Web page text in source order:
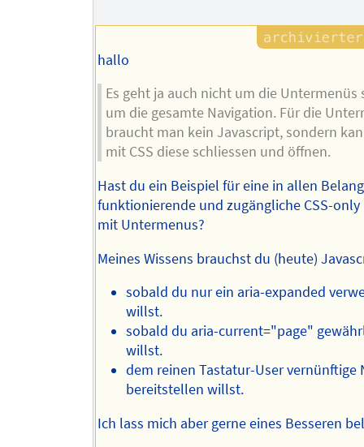
hallo
Es geht ja auch nicht um die Untermenüs
um die gesamte Navigation. Für die
braucht man kein Javascript, sondern
mit CSS diese schliessen und öffnen.
Hast du ein Beispiel für eine in allen
funktionierende und zugängliche CSS-
mit Untermenus?
Meines Wissens brauchst du (heute)
sobald du nur ein aria-expanded
willst.
sobald du aria-current="page"
willst.
dem reinen Tastatur-User vernünftige
bereitstellen willst.
Ich lass mich aber gerne eines Besseren